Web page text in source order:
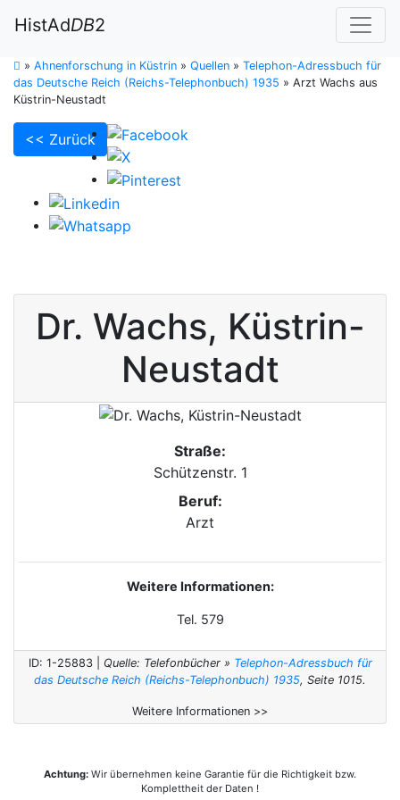
HistAdDB2
» Ahnenforschung in Küstrin » Quellen » Telephon-Adressbuch für
das Deutsche Reich (Reichs-Telephonbuch) 1935 » Arzt Wachs aus
Küstrin-Neustadt
<< Zurück
Dr. Wachs, Küstrin-
Neustadt
Straße:
Schützenstr. 1
Beruf:
Arzt
Weitere Informationen:
Tel. 579
ID: 1-25883 | Quelle: Telefonbücher » Telephon-Adressbuch für
das Deutsche Reich (Reichs-Telephonbuch) 1935, Seite 1015.
Weitere Informationen >>
Achtung: Wir übernehmen keine Garantie für die Richtigkeit bzw.
Komplettheit der Daten !